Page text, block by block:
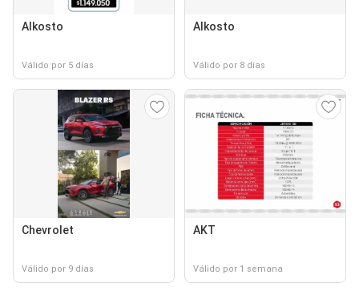
Alkosto
Válido por 5 días
Alkosto
Válido por 8 días
Chevrolet
Válido por 9 días
AKT
Válido por 1 semana